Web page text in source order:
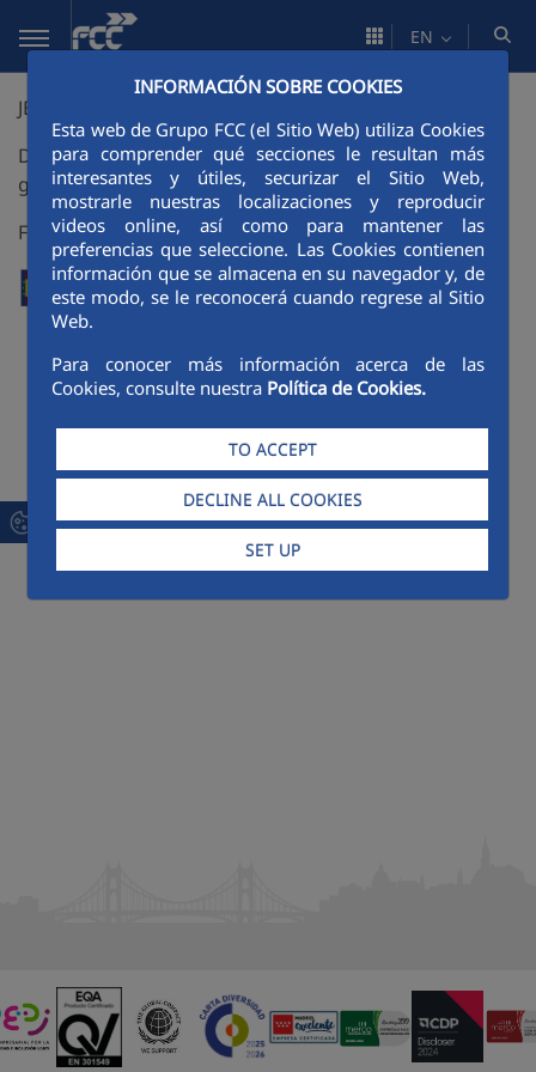
Skip to Main Content
INFORMACIÓN SOBRE COOKIES
Esta web de Grupo FCC (el Sitio Web) utiliza Cookies
para comprender qué secciones le resultan más
interesantes y útiles, securizar el Sitio Web,
mostrarle nuestras localizaciones y reproducir
videos online, así como para mantener las
preferencias que seleccione. Las Cookies contienen
información que se almacena en su navegador y, de
este modo, se le reconocerá cuando regrese al Sitio
Web.
Para conocer más información acerca de las
Cookies, consulte nuestra Política de Cookies.
TO ACCEPT
DECLINE ALL COOKIES
SET UP
EN
JET GROUTING
Development of a quality control system for jet
grouting elements
File No: CIT-380000-2007-14